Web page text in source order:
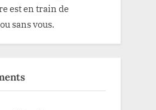
est en train de
sans vous.